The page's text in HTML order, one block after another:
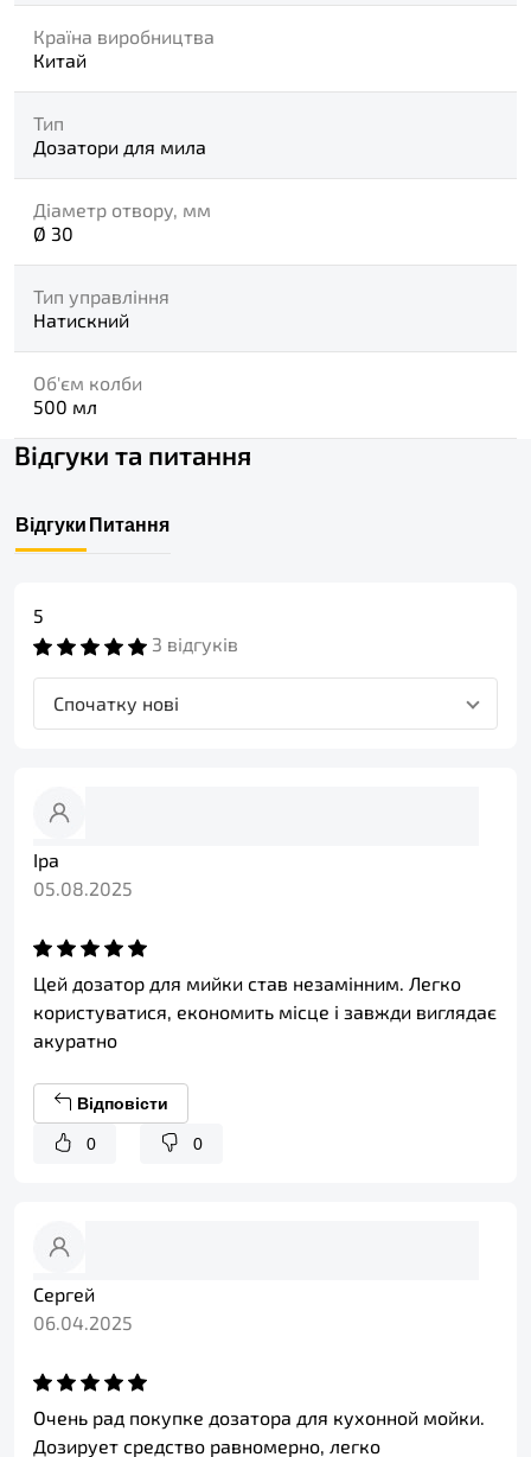
Країна виробництва
Китай
Тип
Дозатори для мила
Діаметр отвору, мм
Ø 30
Тип управління
Натискний
Об'єм колби
500 мл
Відгуки та питання
Відгуки Питання
5
3 відгуків
Спочатку нові
Іра
05.08.2025
Цей дозатор для мийки став незамінним. Легко
користуватися, економить місце і завжди виглядає
акуратно
Відповісти
0 0
Сергей
06.04.2025
Очень рад покупке дозатора для кухонной мойки.
Дозирует средство равномерно, легко